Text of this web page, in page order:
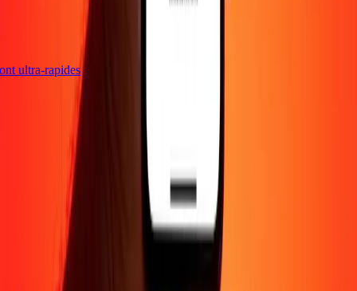
ultra-rapides
Blog
Envoyer de l'argent en
Entreprise Devenir agent
Devenir affilié
Politique de confidentialité
Avis sur les cookies
Promotion Prévention de la fraude
d'accessibilité